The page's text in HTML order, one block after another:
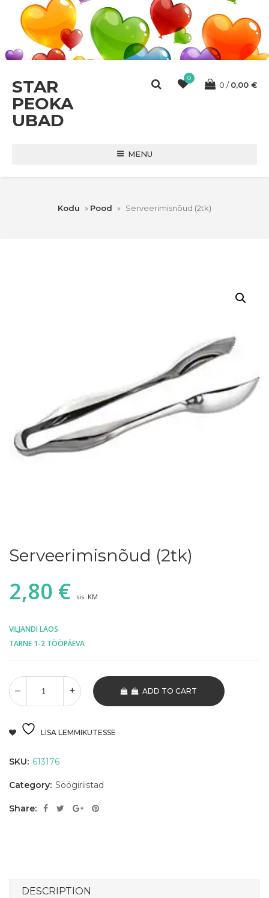
STAR
PEOKA
UBAD
0
0 0,00 €
MENU
Kodu » Pood » Serveerimisnõud (2tk)
Serveerimisnõud (2tk)
2,80 € sis. KM
VILJANDI LAOS
TARNE 1-2 TÖÖPÄEVA
ADD TO CART
LISA LEMMIKUTESSE
SKU: 613176
Category: Söögiriistad
Share:
DESCRIPTION